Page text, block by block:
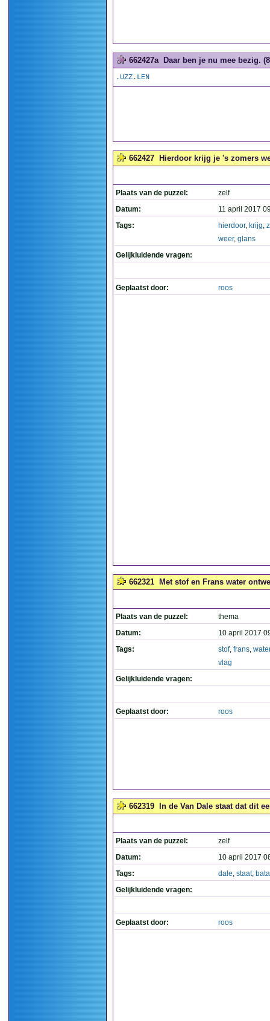
662427a Daar ben je nu mee bezig.
.UZZ.LEN
662427 Hierdoor krijg je 's zomers
Plaats van de puzzel:
zelf
Datum:
11 april 2017
Tags:
hierdoor, krijg,
weer, glans
Gelijkluidende vragen:
Geplaatst door: roos
662321 Met stof en Frans water
Plaats van de puzzel:
thema
Datum:
10 april 2017
Tags:
stof, frans, water
vlag
Gelijkluidende vragen:
Geplaatst door: roos
662319 In de Van Dale staat dat dit
Plaats van de puzzel:
zelf
Datum:
10 april 2017
Tags:
dale, staat,
Gelijkluidende vragen:
Geplaatst door: roos